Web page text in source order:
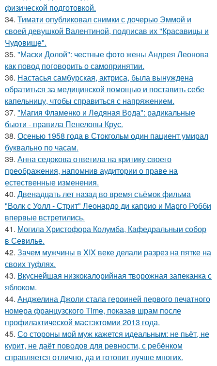
физической подготовкой.
34. Тимати опубликовал снимки с дочерью Эммой и
своей девушкой Валентиной, подписав их "Красавицы и
Чудовище".
35. "Маски Долой": честные фото жены Андрея Леонова
как повод поговорить о самопринятии.
36. Настасья самбурская, актриса, была вынуждена
обратиться за медицинской помощью и поставить себе
капельницу, чтобы справиться с напряжением.
37. "Магия Фламенко и Ледяная Вода": радикальные
бьюти - правила Пенелопы Крус.
38. Осенью 1958 года в Стокгольм один пациент умирал
буквально по часам.
39. Анна седокова ответила на критику своего
преображения, напомнив аудитории о праве на
естественные изменения.
40. Двенадцать лет назад во время съёмок фильма
"Волк с Уолл - Стрит" Леонардо ди каприо и Марго Робби
впервые встретились.
41. Могила Христофора Колумба, Кафедральныи собор
в Севилье.
42. Зачем мужчины в XIX веке делали разрез на пятке на
своих туфлях.
43. Вкуснейшая низкокалорийная творожная запеканка с
яблоком.
44. Анджелина Джоли стала героиней первого печатного
номера французского Time, показав шрам после
профилактической мастэктомии 2013 года.
45. Со стороны мой муж кажется идеальным: не пьёт, не
курит, не даёт поводов для ревности, с ребёнком
справляется отлично, да и готовит лучше многих.